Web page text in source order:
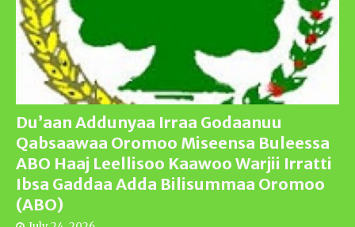
Du’aan Addunyaa Irraa Godaanuu
Qabsaawaa Oromoo Miseensa Buleessa
ABO Haaj Leellisoo Kaawoo Warjii Irratti
Ibsa Gaddaa Adda Bilisummaa Oromoo
(ABO)